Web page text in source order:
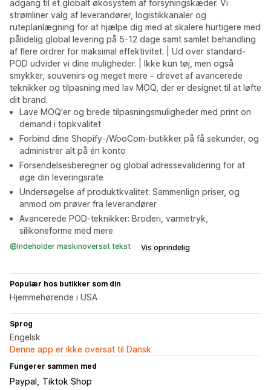
adgang til et globalt økosystem af forsyningskæder. Vi
strømliner valg af leverandører, logistikkanaler og
ruteplanlægning for at hjælpe dig med at skalere hurtigere med
pålidelig global levering på 5-12 dage samt samlet behandling
af flere ordrer for maksimal effektivitet. | Ud over standard-
POD udvider vi dine muligheder. | Ikke kun tøj, men også
smykker, souvenirs og meget mere – drevet af avancerede
teknikker og tilpasning med lav MOQ, der er designet til at løfte
dit brand.
Lave MOQ'er og brede tilpasningsmuligheder med print on
demand i topkvalitet
Forbind dine Shopify-/WooCom-butikker på få sekunder, og
administrer alt på én konto
Forsendelsesberegner og global adressevalidering for at
øge din leveringsrate
Undersøgelse af produktkvalitet: Sammenlign priser, og
anmod om prøver fra leverandører
Avancerede POD-teknikker: Broderi, varmetryk,
silikoneforme med mere
Indeholder maskinoversat tekst Vis oprindelig
Populær hos butikker som din
Hjemmehørende i USA
Sprog
Engelsk
Denne app er ikke oversat til Dansk
Fungerer sammen med
Paypal Tiktok Shop